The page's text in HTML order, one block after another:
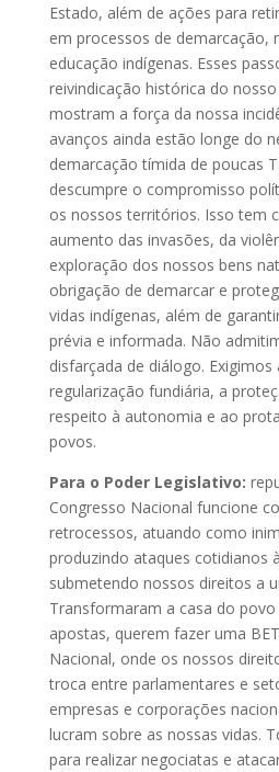
Estado, além de ações para
em processos de demarcação,
educação indígenas. Esses
reivindicação histórica do
mostram a força da nossa
avanços ainda estão longe do
demarcação tímida de poucas
descumpre o compromisso
os nossos territórios. Isso tem
aumento das invasões, da
exploração dos nossos bens
obrigação de demarcar e
vidas indígenas, além de
prévia e informada. Não
disfarçada de diálogo.
regularização fundiária, a
respeito à autonomia e ao
povos.
Para o Poder Legislativo:
Congresso Nacional funcione
retrocessos, atuando como
produzindo ataques cotidianos
submetendo nossos direitos a
Transformaram a casa do
apostas, querem fazer uma
Nacional, onde os nossos
troca entre parlamentares e
empresas e corporações
lucram sobre as nossas vidas.
para realizar negociatas e